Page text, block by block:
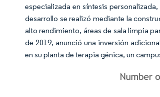
especializada en síntesis
desarrollo se realizó mediante la
alto rendimiento, áreas de sala limpia
de 2019, anunció una inversión
en su planta de terapia génica, un